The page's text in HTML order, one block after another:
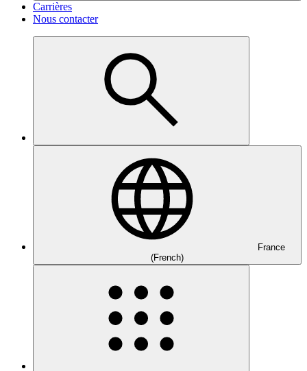
Carrières
Nous contacter
France
(French)